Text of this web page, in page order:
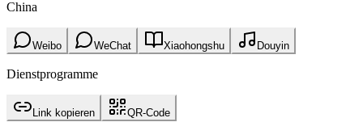
China
Weibo WeChat Xiaohongshu Douyin
Dienstprogramme
Link kopieren QR-Code